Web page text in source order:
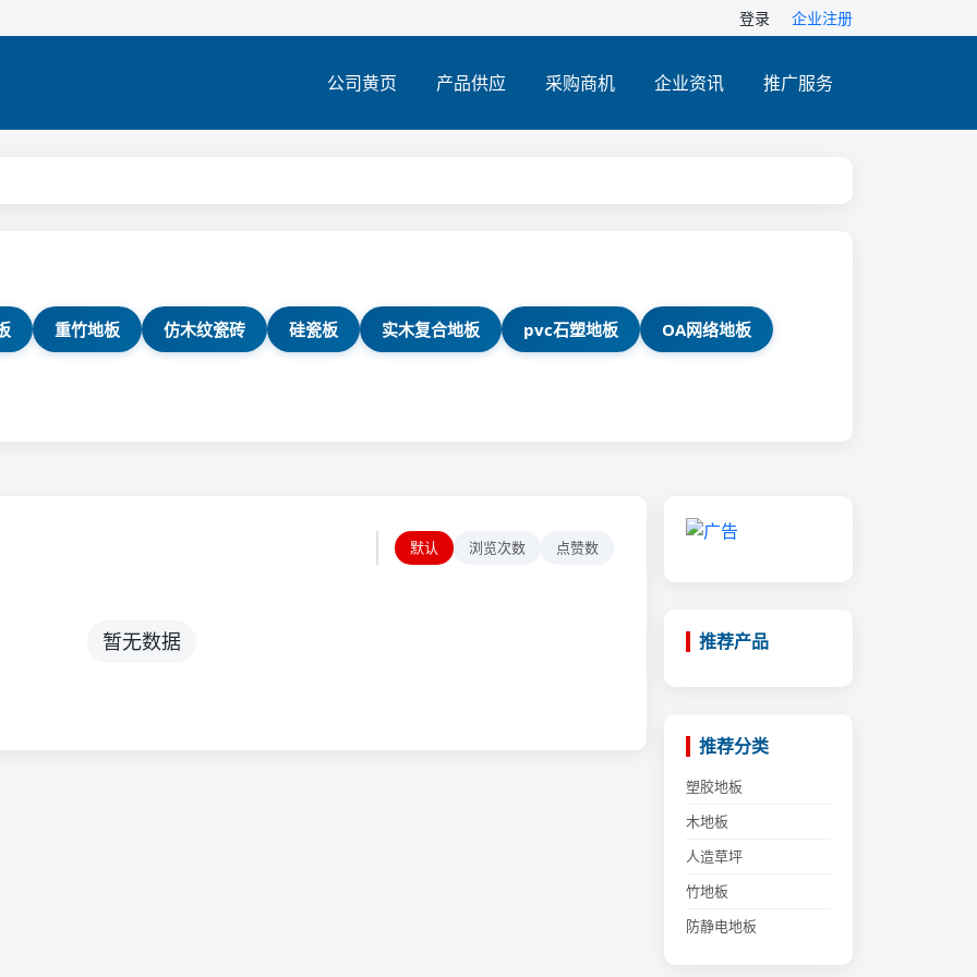
登录 企业注册
公司黄页 产品供应 采购商机 企业资讯 推广服务
重竹地板 仿木纹瓷砖 硅瓷板 实木复合地板 pvc石塑地板 OA网络地板
默认 浏览次数 点赞数
暂无数据 推荐产品
推荐分类
塑胶地板
木地板
人造草坪
竹地板
防静电地板